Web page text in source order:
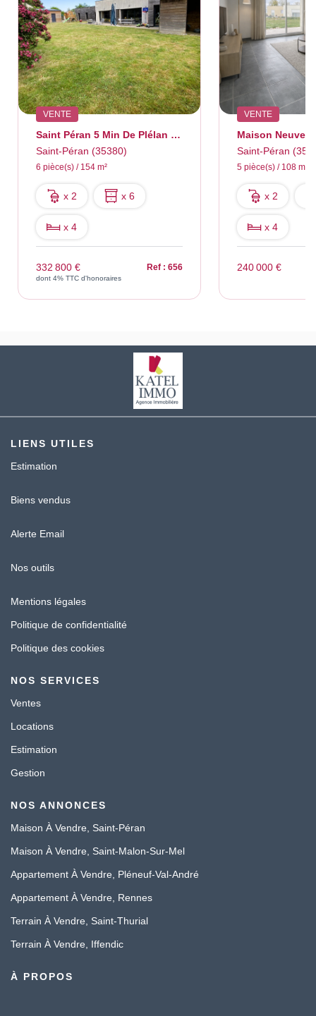
VENTE
Saint Péran 5 Min De Plélan Le Grand Et 10 Min De Montfort S
Saint-Péran (35380)
6 pièce(s) / 154 m²
x 2 x 6
x 4
332 800 €
dont 4% TTC d'honoraires
Ref : 656
VENTE
Saint-Péran
5 pièce(s) / 108 m²
x 2
x 4
240 000 €
LIENS UTILES
Estimation
Biens vendus
Alerte Email
Nos outils
Mentions légales
Politique de confidentialité
Politique des cookies
NOS SERVICES
Ventes
Locations
Estimation
Gestion
NOS ANNONCES
Maison À Vendre, Saint-Péran
Maison À Vendre, Saint-Malon-Sur-Mel
Appartement À Vendre, Pléneuf-Val-André
Appartement À Vendre, Rennes
Terrain À Vendre, Saint-Thurial
Terrain À Vendre, Iffendic
À PROPOS